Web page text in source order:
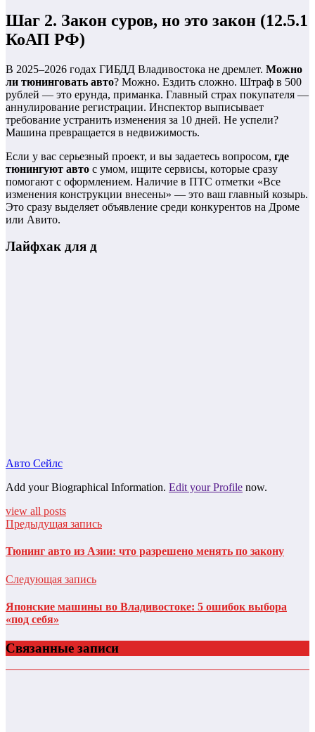
Шаг 2. Закон суров, но это закон (12.5.1
КоАП РФ)
В 2025–2026 годах ГИБДД Владивостока не дремлет. Можно
ли тюнинговать авто? Можно. Ездить сложно. Штраф в 500
рублей — это ерунда, приманка. Главный страх покупателя —
аннулирование регистрации. Инспектор выписывает
требование устранить изменения за 10 дней. Не успели?
Машина превращается в недвижимость.
Если у вас серьезный проект, и вы задаетесь вопросом, где
тюнингуют авто с умом, ищите сервисы, которые сразу
помогают с оформлением. Наличие в ПТС отметки «Все
изменения конструкции внесены» — это ваш главный козырь.
Это сразу выделяет объявление среди конкурентов на Дроме
или Авито.
Лайфхак для д
Авто Сейлс
Add your Biographical Information. Edit your Profile now.
view all posts
Предыдущая запись
Тюнинг авто из Азии: что разрешено менять по закону
Следующая запись
Японские машины во Владивостоке: 5 ошибок выбора
«под себя»
Связанные записи